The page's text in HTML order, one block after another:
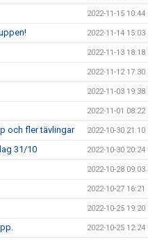
2022-11-15 10:44
2022-11-14 15:03
2022-11-13 18:18
2022-11-12 17:30
2022-11-03 19:38
2022-11-01 08:22
och fler tävlingar 2022-10-30 21:10
31/10 2022-10-30 20:24
2022-10-28 09:03
2022-10-27 16:21
2022-10-25 19:20
2022-10-25 12:24